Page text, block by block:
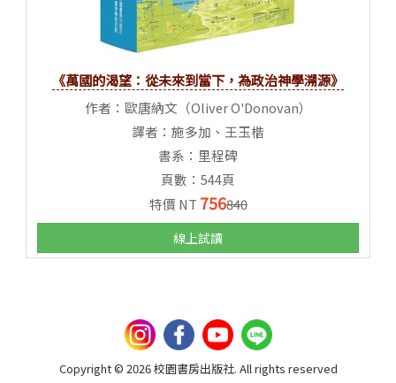
《萬國的渴望：從未來到當下，為政治神學溯源》
作者：歐唐納文（Oliver O'Donovan）
譯者：施多加、王玉楷
書系：里程碑
頁數：544頁
特價 NT756840
線上試讀
Copyright © 2026 校園書房出版社. All rights reserved